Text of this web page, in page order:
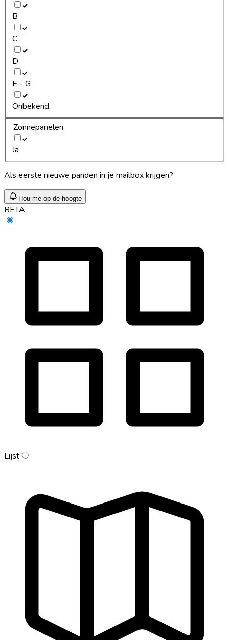
B
C
D
E - G
Onbekend
Zonnepanelen
Ja
Als eerste nieuwe panden in je mailbox krijgen?
Hou me op de hoogte
BETA
Lijst